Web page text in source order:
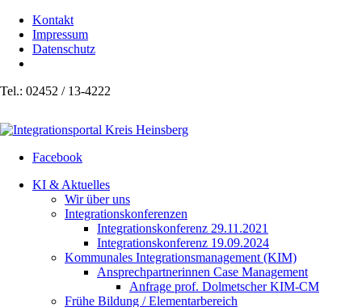
Kontakt
Impressum
Datenschutz
Tel.: 02452 / 13-4222
Facebook
KI & Aktuelles
Wir über uns
Integrationskonferenzen
Integrationskonferenz 29.11.2021
Integrationskonferenz 19.09.2024
Kommunales Integrationsmanagement (KIM)
Ansprechpartnerinnen Case Management
Anfrage prof. Dolmetscher KIM-CM
Frühe Bildung / Elementarbereich